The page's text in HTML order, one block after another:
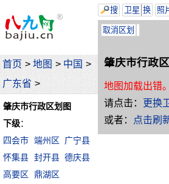
首页 > 地图 > 中国 >
广东省 >
肇庆市行政区划图
下级：
四会市 端州区
广宁县
怀集县 封开县 德庆县
高要区
鼎湖区
搜 卫星 换 照
取消区划
肇庆市行政
地图加载出错。
请点击：
更换
或者：
点击刷